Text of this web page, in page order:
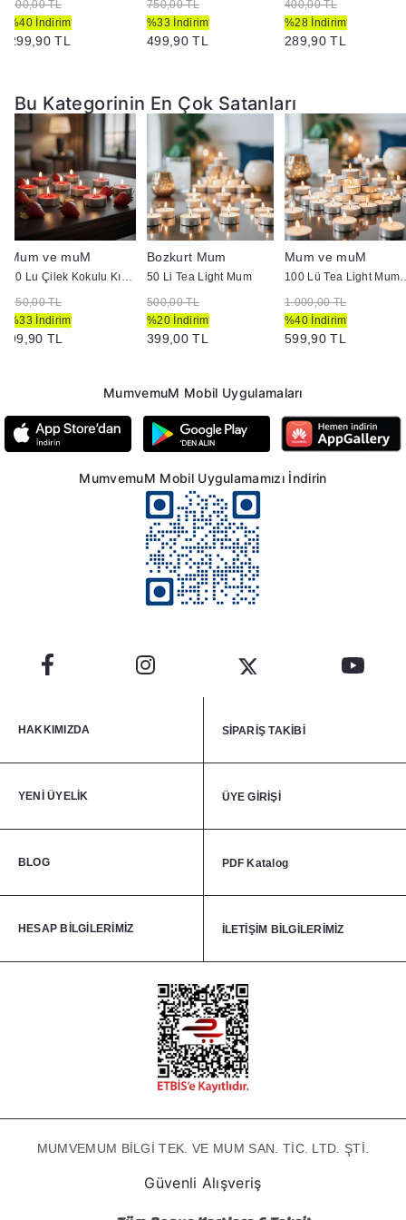
500,00 TL
%40 İndirim
299,90 TL
750,00 TL
%33 İndirim
499,90 TL
400,00 TL
%28 İndirim
289,90 TL
Bu Kategorinin En Çok Satanları
Mum ve muM
10 Lu Çilek Kokulu Kırmızı Tealight Mum
150,00 TL
%33 İndirim
99,90 TL
Bozkurt Mum
50 Li Tea Light Mum
500,00 TL
%20 İndirim
399,00 TL
Mum ve muM
100 Lü
1.000,00 TL
%40 İndirim
599,90 TL
MumvemuM Mobil Uygulamaları
MumvemuM Mobil Uygulamamızı İndirin
HAKKIMIZDA SİPARİŞ TAKİBİ
YENİ ÜYELİK ÜYE GİRİŞİ
BLOG PDF Katalog
HESAP BİLGİLERİMİZ İLETİŞİM BİLGİLERİMİZ
MUMVEMUM BİLGİ TEK. VE MUM SAN. TİC. LTD. ŞTİ.
Güvenli Alışveriş